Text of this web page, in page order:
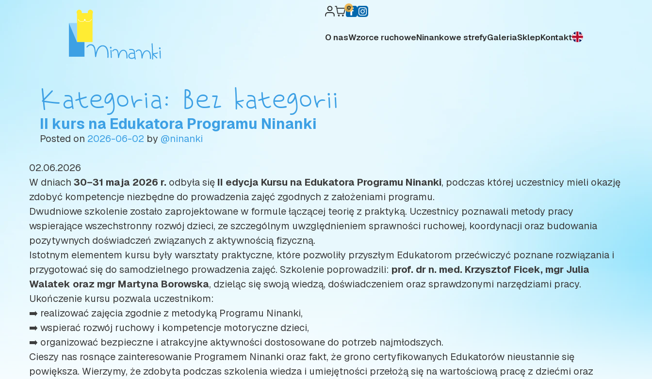
0
O nasWzorce ruchoweNinankowe strefyGaleriaSklepKontakt
Kategoria: Bez kategorii
II kurs na Edukatora Programu Ninanki
Posted on 2026-06-02 by @ninanki
02.06.2026
W dniach 30–31 maja 2026 r. odbyła się II edycja Kursu na Edukatora Programu Ninanki, podczas której uczestnicy mieli okazję
zdobyć kompetencje niezbędne do prowadzenia zajęć zgodnych z założeniami programu.
Dwudniowe szkolenie zostało zaprojektowane w formule łączącej teorię z praktyką. Uczestnicy poznawali metody pracy
wspierające wszechstronny rozwój dzieci, ze szczególnym uwzględnieniem sprawności ruchowej, koordynacji oraz budowania
pozytywnych doświadczeń związanych z aktywnością fizyczną.
Istotnym elementem kursu były warsztaty praktyczne, które pozwoliły przyszłym Edukatorom przećwiczyć poznane rozwiązania i
przygotować się do samodzielnego prowadzenia zajęć. Szkolenie poprowadzili: prof. dr n. med. Krzysztof Ficek, mgr Julia
Walatek oraz mgr Martyna Borowska, dzieląc się swoją wiedzą, doświadczeniem oraz sprawdzonymi narzędziami pracy.
Ukończenie kursu pozwala uczestnikom:
➡️ realizować zajęcia zgodnie z metodyką Programu Ninanki,
➡️ wspierać rozwój ruchowy i kompetencje motoryczne dzieci,
➡️ organizować bezpieczne i atrakcyjne aktywności dostosowane do potrzeb najmłodszych.
Cieszy nas rosnące zainteresowanie Programem Ninanki oraz fakt, że grono certyfikowanych Edukatorów nieustannie się
powiększa. Wierzymy, że zdobyta podczas szkolenia wiedza i umiejętności przełożą się na wartościową pracę z dziećmi oraz